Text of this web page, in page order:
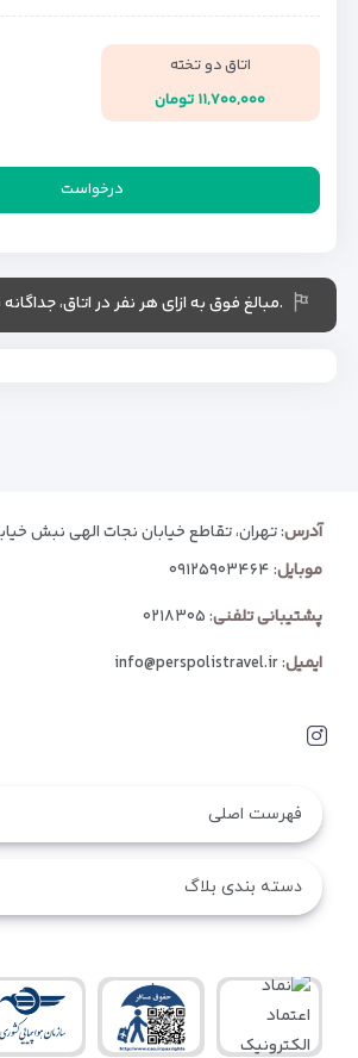
اتاق دو تخته
۱۱,۷۰۰,۰۰۰ تومان
درخواست
.مبالغ فوق به ازای هر نفر در اتاق،
آدرس: تهران، تقاطع خیابان نجات الهی نبش
موبایل:۰۹۱۲۵۹۰۳۴۶۴
پشتیبانی تلفنی:۰۲۱۸۳۰۵
ایمیل:
info@perspolistravel.ir
فهرست اصلی
دسته بندی بلاگ